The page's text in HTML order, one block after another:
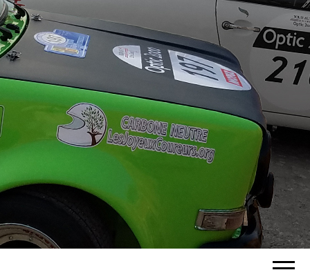
ASSOCIATION
LES JOYEUX
COUREURS